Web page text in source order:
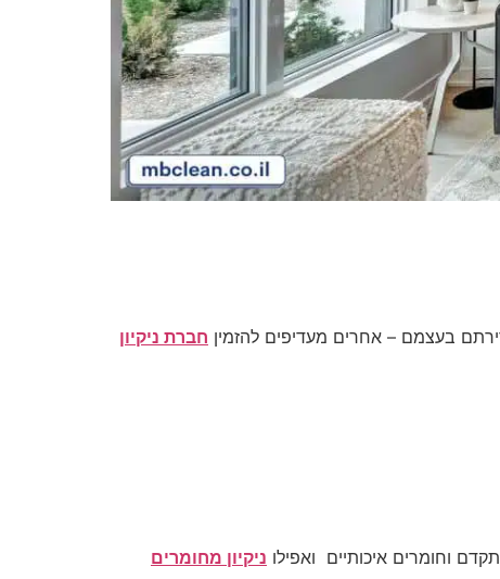
בעצמם – אחרים מעדיפים להזמין חברת ניקיון
וחומרים איכותיים ואפילו ניקיון מחומרים